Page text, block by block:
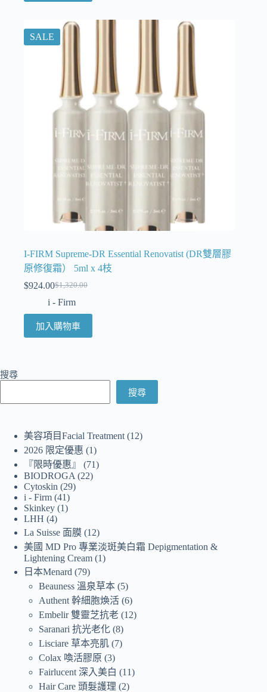
SALE
I-FIRM Supreme-DR Essential Renovatist (DR雙層膠
原修復霜） 5ml x 4枝
$1,320.00
$924.00
i - Firm
加入購物車
搜尋
搜尋
美容項目Facial Treatment 12
2026 限定優惠
1
『限時優惠』
71
BIODROGA
22
Cytoskin
29
i - Firm 41
Skinkey 1
LHH 4
La Suisse 面膜 12
美國 MD Pro 專業淡斑美白霜 Depigmentation &
Lightening Cream 1
日本Menard
79
Beauness 溫泉草本 5
Authent 幹細胞煥活 6
Embelir 雙靈芝抗老 12
Saranari 抗光老化 8
Lisciare 草本亮肌 7
Colax 喚活膠原 3
Fairlucent 深入美白
11
Hair Care 頭髮護理
2